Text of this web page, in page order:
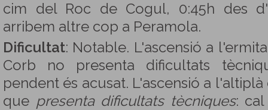
cim del Roc de Cogul, 0:45h des
arribem altre cop a Peramola.
Dificultat: Notable. L'ascensió a
Corb no presenta dificultats
pendent és acusat. L'ascensió a
que presenta dificultats tècniques: